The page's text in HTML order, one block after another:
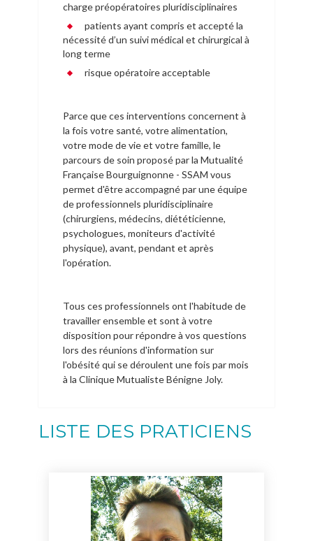
charge préopératoires pluridisciplinaires
patients ayant compris et accepté la
nécessité d’un suivi médical et chirurgical à
long terme
risque opératoire acceptable
Parce que ces interventions concernent à
la fois votre santé, votre alimentation,
votre mode de vie et votre famille, le
parcours de soin proposé par la Mutualité
Française Bourguignonne - SSAM vous
permet d'être accompagné par une équipe
de professionnels pluridisciplinaire
(chirurgiens, médecins, diététicienne,
psychologues, moniteurs d'activité
physique), avant, pendant et après
l'opération.
Tous ces professionnels ont l'habitude de
travailler ensemble et sont à votre
disposition pour répondre à vos questions
lors des réunions d'information sur
l'obésité qui se déroulent une fois par mois
à la Clinique Mutualiste Bénigne Joly.
LISTE DES PRATICIENS